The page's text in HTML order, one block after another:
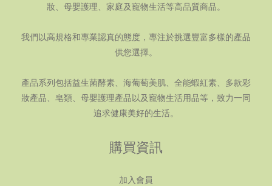
妝、母嬰護理、家庭及寵物生活等高品質商品。
我們以高規格和專業認真的態度，專注於挑選豐富多樣的產品
供您選擇。
產品系列包括益生菌酵素、海葡萄美肌、全能蝦紅素、多款彩
妝產品、皂類、母嬰護理產品以及寵物生活用品等，致力一同
追求健康美好的生活。
購買資訊
加入會員